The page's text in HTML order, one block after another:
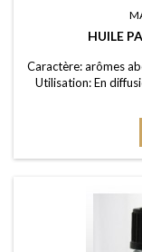
HUILE
Caractère: arômes
Utilisation: En
utilisant un brûle-
un pot-pourri ou sur
votre eau de